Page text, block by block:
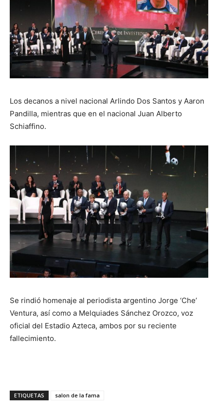
Los decanos a nivel nacional Arlindo Dos Santos y Aaron
Pandilla, mientras que en el nacional Juan Alberto
Schiaffino.
Se rindió homenaje al periodista argentino Jorge ‘Che’
Ventura, así como a Melquiades Sánchez Orozco, voz
oficial del Estadio Azteca, ambos por su reciente
fallecimiento.
ETIQUETAS salon de la fama